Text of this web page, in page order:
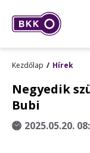
Kezdőlap Hírek
Negyedik
Bubi
2025.05.20.